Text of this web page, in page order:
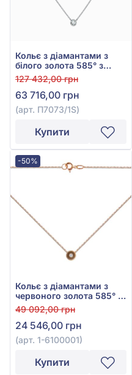
Кольє з діамантами з
білого золота 585° з
діамантом 0,4ct, арт.
П7073/1S
127 432,00 грн
63 716,00 грн
(арт. П7073/1S)
Купити
-50%
Кольє з діамантами з
червоного золота 585° з
діамантом 0,01ct, арт. 1-
6100001
49 092,00 грн
24 546,00 грн
(арт. 1-6100001)
Купити